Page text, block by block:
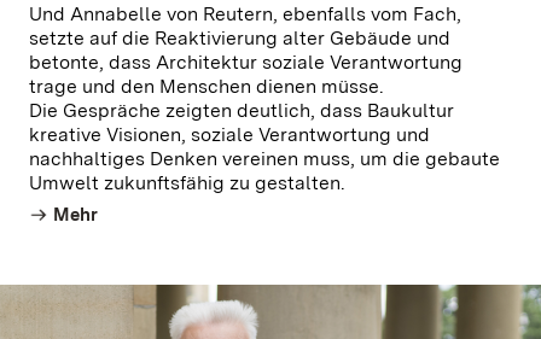
Und Annabelle von Reutern, ebenfalls vom Fach,
setzte auf die Reaktivierung alter Gebäude und
betonte, dass Architektur soziale Verantwortung
trage und den Menschen dienen müsse.
Die Gespräche zeigten deutlich, dass Baukultur
kreative Visionen, soziale Verantwortung und
nachhaltiges Denken vereinen muss, um die gebaute
Umwelt zukunftsfähig zu gestalten.
Mehr